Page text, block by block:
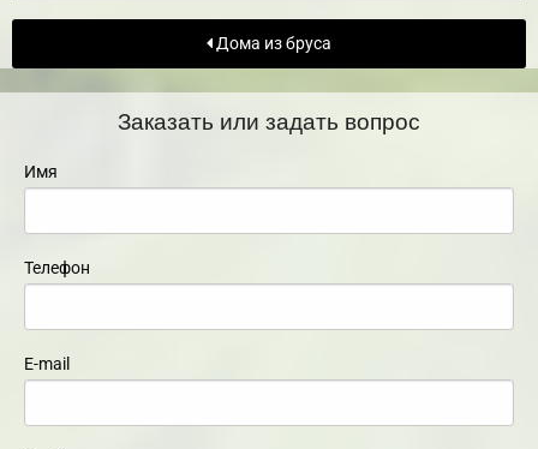
Дома из бруса
Заказать или задать вопрос
Имя
Телефон
E-mail